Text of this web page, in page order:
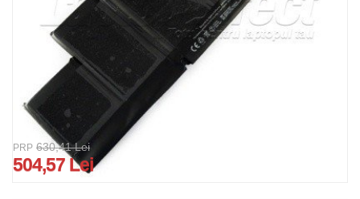
PRP 630,41 Lei
504,57 Lei